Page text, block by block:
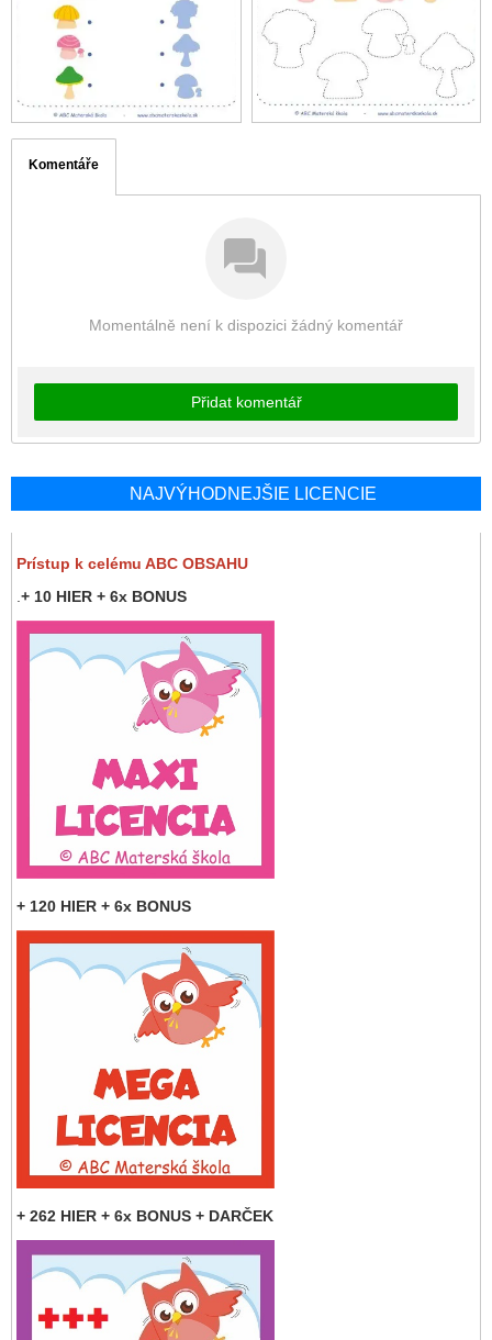
NAJVÝHODNEJŠIE LICENCIE
Prístup k celému ABC OBSAHU
+ 10 HIER + 6x BONUS
+ 120 HIER + 6x BONUS
+ 262 HIER + 6x BONUS + DARČEK
Komentáře
Momentálně není k dispozici žádný komentář
Přidat komentář